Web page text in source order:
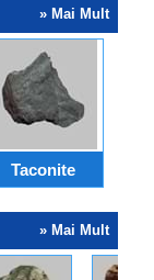
» Mai Mult
Taconite
» Mai Mult